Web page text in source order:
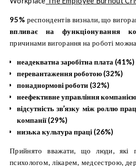
95% респондентів визнали, що
впливає на функціонування
причинами вигорання на роботі
неадекватна заробітна плата (41%)
перевантаження роботою (32%)
понаднормові роботи (32%)
неефективне управління
відсутність зв’язку між роллю
компанії (29%)
низька культура праці (26%)
Прийнято вважати, що люди, які
психологом, лікарем, медсестрою,